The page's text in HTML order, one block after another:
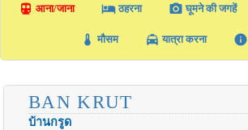
directions_transit आना/जाना local_hotelठहरना photo_camera घूमने की जगहें
thermostat मौसम local_taxi यात्रा करना info
BAN KRUT
บ้านกรูด